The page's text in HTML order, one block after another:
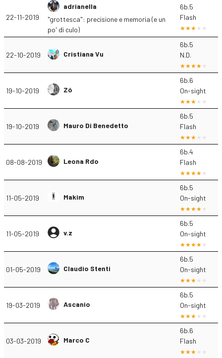
22-11-2019
adrianella
"grottesca": precisione e memoria (e un
po' di culo)
6b.5
Flash
22-10-2019 Cristiana Vu
6b.5
N.D.
19-10-2019 Zó
6b.6
On-sight
19-10-2019 Mauro Di Benedetto
6b.5
Flash
08-08-2019 Leona Rdo
6b.4
Flash
11-05-2019 Makim
6b.5
On-sight
11-05-2019 v.z
6b.5
On-sight
01-05-2019 Claudio Stenti
6b.5
On-sight
19-03-2019 Ascanio
6b.5
On-sight
03-03-2019 Marco C
6b.6
Flash